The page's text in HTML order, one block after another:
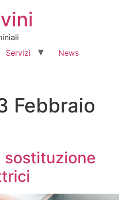
Servizi
News
Febbraio
sostituzione